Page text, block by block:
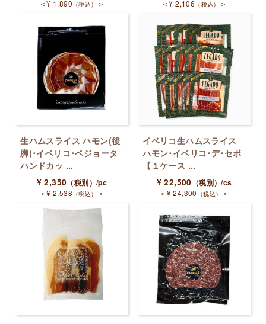
＜¥ 1,890 （税込） ＞ ＜¥ 2,106 （税込） ＞
生ハムスライス ハモン(後
脚)･イベリコ･ベジョータ
ハンドカッ ...
¥ 2,350 （税別）/pc
＜¥ 2,538 （税込） ＞
イベリコ生ハムスライス
ハモン･イベリコ･デ･セボ
【１ケース ...
¥22,500 （税別）/cs
＜ ¥24,300 （税込） ＞